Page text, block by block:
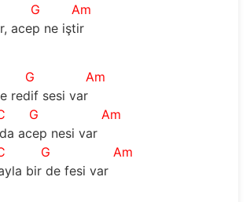
G
Am
acep ne iştir
G
Am
redif sesi var
G
Am
acep nesi var
G
Am
bir de fesi var